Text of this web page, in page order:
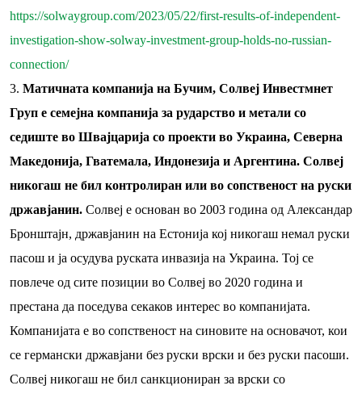
https://solwaygroup.com/2023/05/22/first-results-of-independent-
investigation-show-solway-investment-group-holds-no-russian-
connection/
Матичната компанија на Бучим, Солвеј Инвестмнет
Груп е семејна компанија за рударство и метали со
седиште во Швајцарија со проекти во Украина, Северна
Македонија, Гватемала, Индонезија и Аргентина. Солвеј
никогаш не бил контролиран или во сопственост на руски
државјанин. Солвеј е основан во 2003 година од Александар
Бронштајн, државјанин на Естонија кој никогаш немал руски
пасош и ја осудува руската инвазија на Украина. Тој се
повлече од сите позиции во Солвеј во 2020 година и
престана да поседува секаков интерес во компанијата.
Компанијата е во сопственост на синовите на основачот, кои
се германски државјани без руски врски и без руски пасоши.
Солвеј никогаш не бил санкциониран за врски со